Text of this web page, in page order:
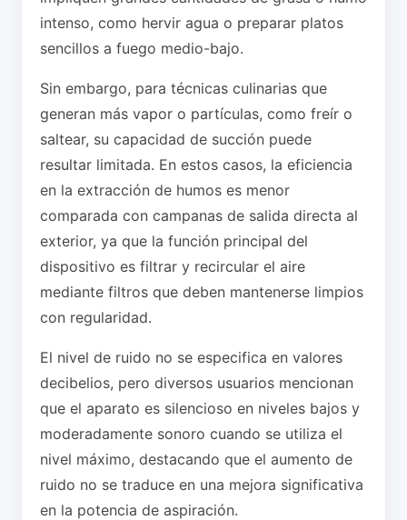
intenso, como hervir agua o preparar platos
sencillos a fuego medio-bajo.
Sin embargo, para técnicas culinarias que
generan más vapor o partículas, como freír o
saltear, su capacidad de succión puede
resultar limitada. En estos casos, la eficiencia
en la extracción de humos es menor
comparada con campanas de salida directa al
exterior, ya que la función principal del
dispositivo es filtrar y recircular el aire
mediante filtros que deben mantenerse limpios
con regularidad.
El nivel de ruido no se especifica en valores
decibelios, pero diversos usuarios mencionan
que el aparato es silencioso en niveles bajos y
moderadamente sonoro cuando se utiliza el
nivel máximo, destacando que el aumento de
ruido no se traduce en una mejora significativa
en la potencia de aspiración.